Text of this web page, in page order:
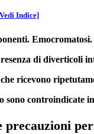
Indice]
di diverticoli
ricevono
controindicate
precauzioni